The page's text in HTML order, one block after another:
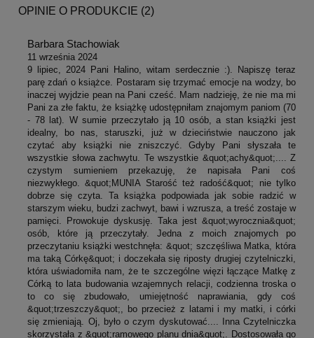
OPINIE O PRODUKCIE (2)
Barbara Stachowiak
11 września 2024
9 lipiec, 2024 Pani Halino, witam serdecznie :). Napiszę teraz
parę zdań o książce. Postaram się trzymać emocje na wodzy, bo
inaczej wyjdzie pean na Pani cześć. Mam nadzieję, że nie ma mi
Pani za złe faktu, że książkę udostępniłam znajomym paniom (70
- 78 lat). W sumie przeczytało ją 10 osób, a stan książki jest
idealny, bo nas, staruszki, już w dzieciństwie nauczono jak
czytać aby książki nie zniszczyć. Gdyby Pani słyszała te
wszystkie słowa zachwytu. Te wszystkie &quot;achy&quot;.... Z
czystym sumieniem przekazuję, że napisała Pani coś
niezwykłego. &quot;MUNIA Starość też radość&quot; nie tylko
dobrze się czyta. Ta książka podpowiada jak sobie radzić w
starszym wieku, budzi zachwyt, bawi i wzrusza, a treść zostaje w
pamięci. Prowokuje dyskusję. Taka jest &quot;wyrocznia&quot;
osób, które ją przeczytały. Jedna z moich znajomych po
przeczytaniu książki westchnęła: &quot; szczęśliwa Matka, która
ma taką Córkę&quot; i doczekała się riposty drugiej czytelniczki,
która uświadomiła nam, że te szczególne więzi łączące Matkę z
Córką to lata budowania wzajemnych relacji, codzienna troska o
to co się zbudowało, umiejętność naprawiania, gdy coś
&quot;trzeszczy&quot;, bo przecież z latami i my matki, i córki
się zmieniają. Oj, było o czym dyskutować.... Inna Czytelniczka
skorzystała z &quot;ramowego planu dnia&quot;. Dostosowała go